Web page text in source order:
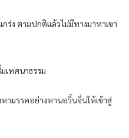
ง ตามปกติแล้วไม่มีทางมาหาเขา
เทศนาธรรม
ามรรคอย่างหานอวิ๋นจิ่นให้เข้าสู่